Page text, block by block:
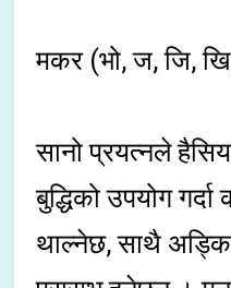
मकर (भो, ज, जि,
सानो प्रयत्नले
बुद्धिको उपयोग
थाल्नेछ, साथै